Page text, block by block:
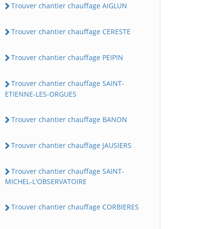
Trouver chantier chauffage AIGLUN
Trouver chantier chauffage CERESTE
Trouver chantier chauffage PEIPIN
Trouver chantier chauffage SAINT-
ETIENNE-LES-ORGUES
Trouver chantier chauffage BANON
Trouver chantier chauffage JAUSIERS
Trouver chantier chauffage SAINT-
MICHEL-L'OBSERVATOIRE
Trouver chantier chauffage CORBIERES